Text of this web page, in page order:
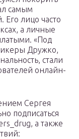
самым
лицо часто
а личные
«Под
Дружко,
стали
онлайн-
Сергея
подписаться
а также